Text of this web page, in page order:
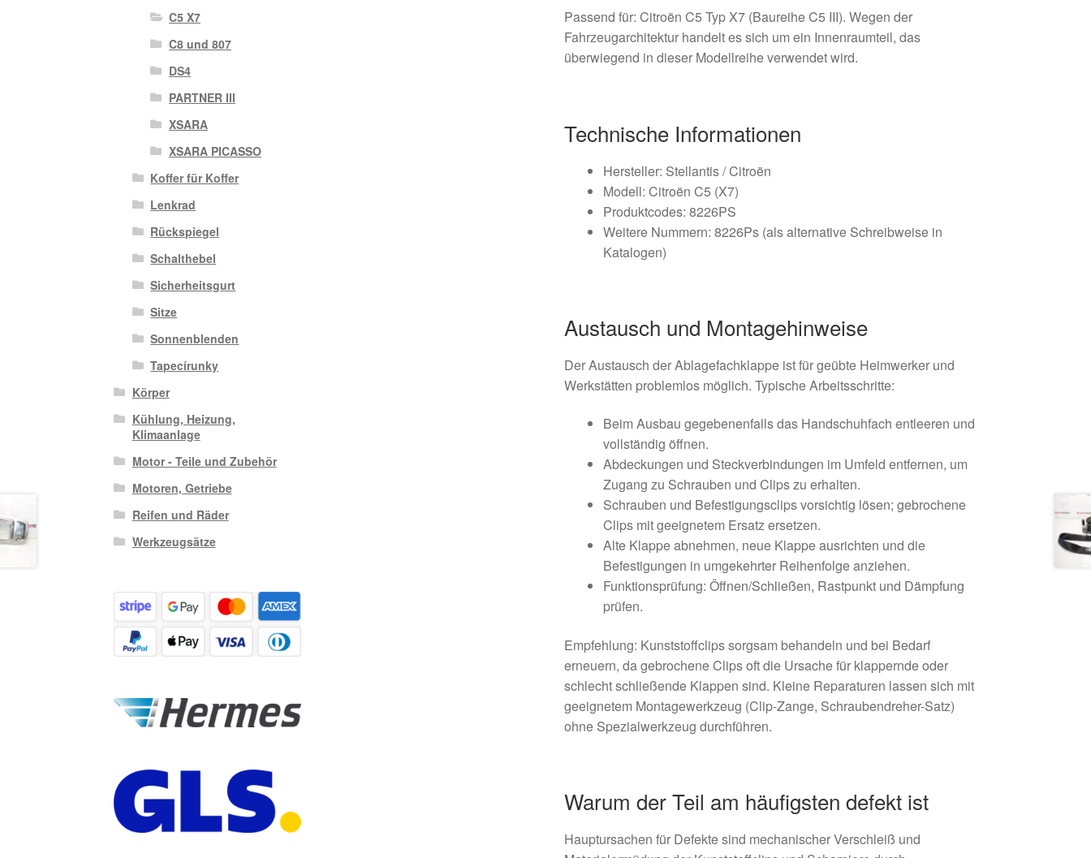
Passend für: Citroën C5 Typ X7 (Baureihe C5 III). Wegen der
Fahrzeugarchitektur handelt es sich um ein Innenraumteil, das
überwiegend in dieser Modellreihe verwendet wird.
Technische Informationen
Hersteller: Stellantis / Citroën
Modell: Citroën C5 (X7)
Produktcodes: 8226PS
Weitere Nummern: 8226Ps (als alternative Schreibweise in
Katalogen)
Austausch und Montagehinweise
Der Austausch der Ablagefachklappe ist für geübte Heimwerker und
Werkstätten problemlos möglich. Typische Arbeitsschritte:
Beim Ausbau gegebenenfalls das Handschuhfach entleeren und
vollständig öffnen.
Abdeckungen und Steckverbindungen im Umfeld entfernen, um
Zugang zu Schrauben und Clips zu erhalten.
Schrauben und Befestigungsclips vorsichtig lösen; gebrochene
Clips mit geeignetem Ersatz ersetzen.
Alte Klappe abnehmen, neue Klappe ausrichten und die
Befestigungen in umgekehrter Reihenfolge anziehen.
Funktionsprüfung: Öffnen/Schließen, Rastpunkt und Dämpfung
prüfen.
Empfehlung: Kunststoffclips sorgsam behandeln und bei Bedarf
erneuern, da gebrochene Clips oft die Ursache für klappernde oder
schlecht schließende Klappen sind. Kleine Reparaturen lassen sich mit
geeignetem Montagewerkzeug (Clip-Zange, Schraubendreher-Satz)
ohne Spezialwerkzeug durchführen.
Warum der Teil am häufigsten defekt ist
Hauptursachen für Defekte sind mechanischer Verschleiß und
C5 X7
C8 und 807
DS4
PARTNER III
XSARA
XSARA PICASSO
Koffer für Koffer
Lenkrad
Rückspiegel
Schalthebel
Sicherheitsgurt
Sitze
Sonnenblenden
Tapecírunky
Körper
Kühlung, Heizung,
Klimaanlage
Motor - Teile und Zubehör
Motoren, Getriebe
Reifen und Räder
Werkzeugsätze